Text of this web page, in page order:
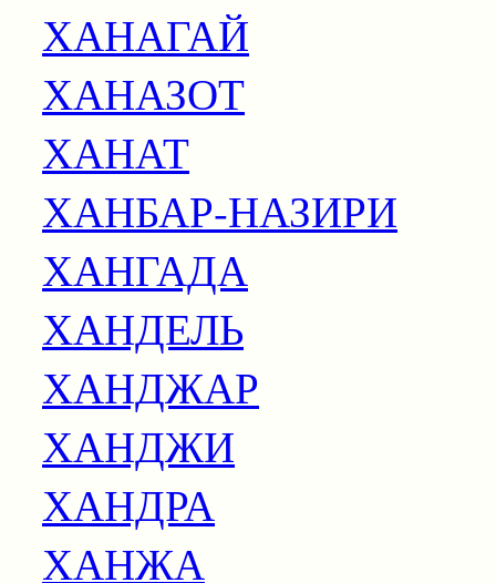
ХАНАГАЙ
ХАНАЗОТ
ХАНАТ
ХАНБАР-НАЗИРИ
ХАНГАДА
ХАНДЕЛЬ
ХАНДЖАР
ХАНДЖИ
ХАНДРА
ХАНЖА